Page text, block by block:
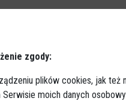
w przednią część
obrażeń.
a do jego konta
zgody:
plików cookies, jak też
moich danych